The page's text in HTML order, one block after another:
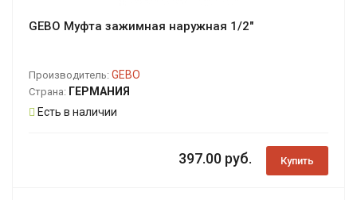
GEBO Муфта зажимная наружная 1/2"
Производитель: GEBO
Страна: ГЕРМАНИЯ
Есть в наличии
397.00 руб. Купить